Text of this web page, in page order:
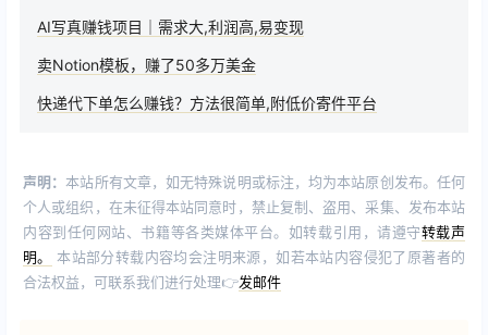
AI写真赚钱项目｜需求大,利润高,易变现
卖Notion模板，赚了50多万美金
快递代下单怎么赚钱？方法很简单,附低价寄件平台
声明：本站所有文章，如无特殊说明或标注，均为本站原创发布。任何
个人或组织，在未征得本站同意时，禁止复制、盗用、采集、发布本站
内容到任何网站、书籍等各类媒体平台。如转载引用，请遵守转载声
明。
本站部分转载内容均会注明来源，如若本站内容侵犯了原著者的
合法权益，可联系我们进行处理👉发邮件